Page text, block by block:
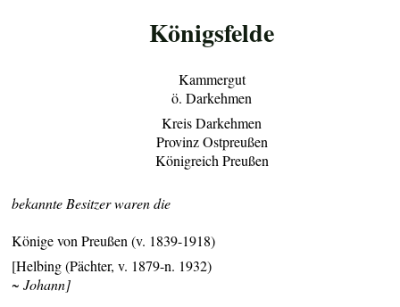
Königsfelde
Kammergut
ö. Darkehmen
Kreis Darkehmen
Provinz Ostpreußen
Königreich Preußen
bekannte Besitzer waren die
Könige von Preußen (v. 1839-1918)
[Helbing (Pächter, v. 1879-n. 1932)
~ Johann]